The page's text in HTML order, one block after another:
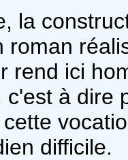
la
rend ici
c'est à dire
difficile.